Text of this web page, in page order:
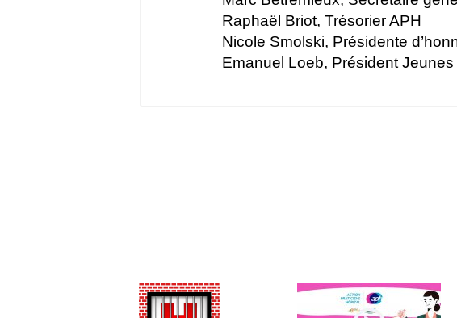
Raphaël Briot, Trésorier APH
Nicole Smolski, Présidente
Emanuel Loeb, Président